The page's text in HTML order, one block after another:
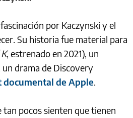
por Kaczynski y el
Su historia fue material para
, estrenado en 2021), un
drama de Discovery
documental de Apple.
tan pocos sienten que tienen